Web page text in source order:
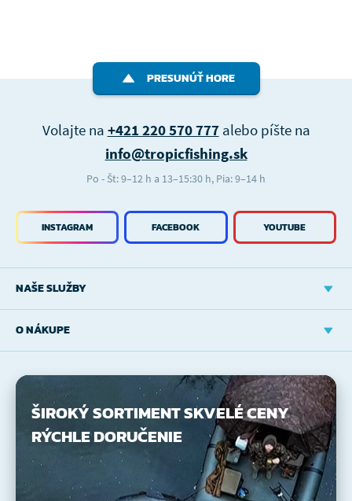
PRESUNÚŤ HORE
NAŠE SLUŽBY
O NÁKUPE
INSTAGRAM FACEBOOK YOUTUBE
Volajte na +421 220 570 777alebo píšte na
info@tropicfishing.sk
Po - Št: 9–12 h a 13–15:30 h, Pia: 9–14 h
ŠIROKÝ SORTIMENTSKVELÉ CENY
RÝCHLE DORUČENIE